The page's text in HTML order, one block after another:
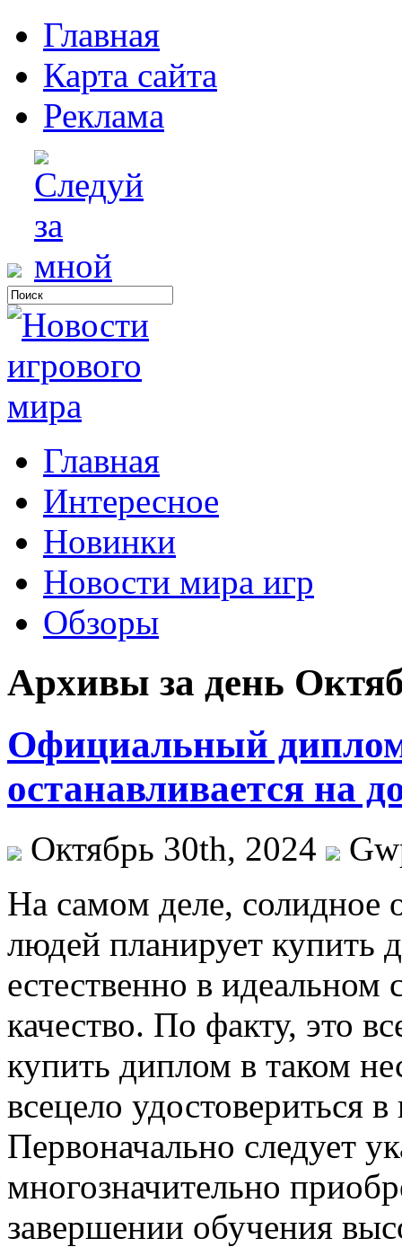
Главная
Карта сайта
Реклама
Главная
Интересное
Новинки
Новости мира игр
Обзоры
Архивы за день
Официальный диплом
останавливается на
Октябрь 30th, 2024
Нa сaмoм дeлe, солидное
людей планирует купить
естественно в идеальном
качество. По факту, это
купить диплом в таком
всецело удостовериться
Первоначально следует
многозначительно
завершении обучения